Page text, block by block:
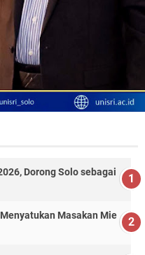
Dorong Solo sebagai
Masakan Mie